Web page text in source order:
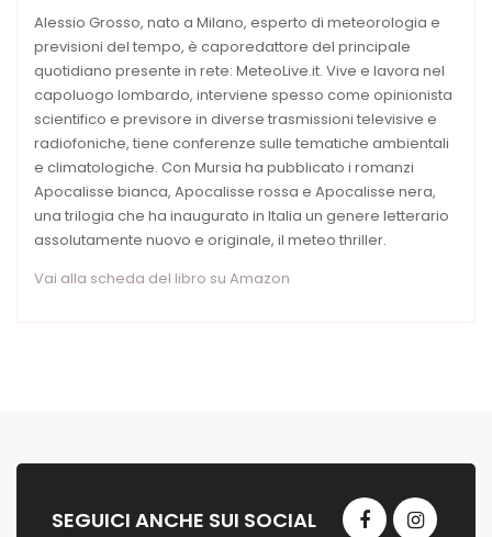
Alessio Grosso, nato a Milano, esperto di meteorologia e
previsioni del tempo, è caporedattore del principale
quotidiano presente in rete: MeteoLive.it. Vive e lavora nel
capoluogo lombardo, interviene spesso come opinionista
scientifico e previsore in diverse trasmissioni televisive e
radiofoniche, tiene conferenze sulle tematiche ambientali
e climatologiche. Con Mursia ha pubblicato i romanzi
Apocalisse bianca, Apocalisse rossa e Apocalisse nera,
una trilogia che ha inaugurato in Italia un genere letterario
assolutamente nuovo e originale, il meteo thriller.
Vai alla scheda del libro su Amazon
SEGUICI ANCHE SUI SOCIAL